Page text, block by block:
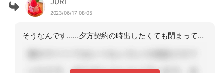
JURI
2023/06/17 08:05
そうなんです……夕方契約の時出したくても閉まってる(>_<。)って時があります…